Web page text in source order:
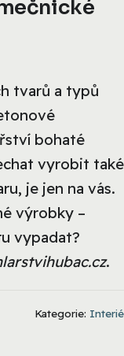
tvarů a typů
bohaté
vyrobit také
je jen na vás.
výrobky –
vypadat?
.
Kategorie: